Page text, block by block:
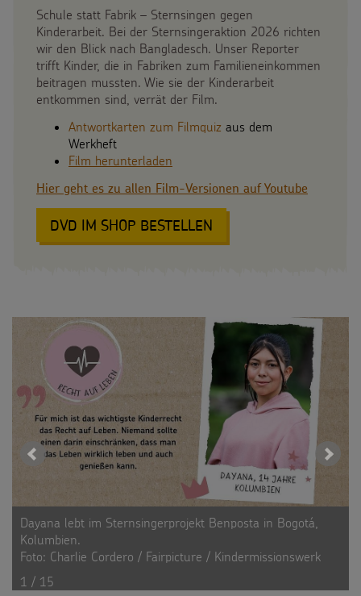
Schule statt Fabrik – Sternsingen gegen
Kinderarbeit. Bei der Sternsingeraktion 2026 richten
wir den Blick nach Bangladesch. Unser Reporter
trifft Kinder, die in Fabriken zum Familieneinkommen
beitragen mussten. Wie sie der Kinderarbeit
entkommen sind, verrät der Film.
Antwortkarten zum Filmquiz aus dem
Werkheft
Film herunterladen
Hier geht es zu allen Film-Versionen auf Youtube
DVD IM SHOP BESTELLEN
UNTERWEGS
WILLI
IN
BANGLADESCH
Dayana lebt im Sternsingerprojekt Benposta in Bogotá,
Kolumbien.
Foto: Charlie Cordero / Fairpicture / Kindermissionswerk
1 / 15